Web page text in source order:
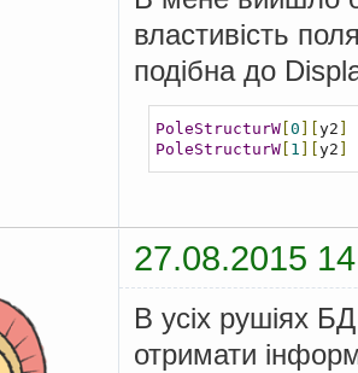
властивість
подібна до
PoleStructurW[ 0 y2
PoleStructurW[ 1 y2
27.08.2015
В усіх рушіях
отримати